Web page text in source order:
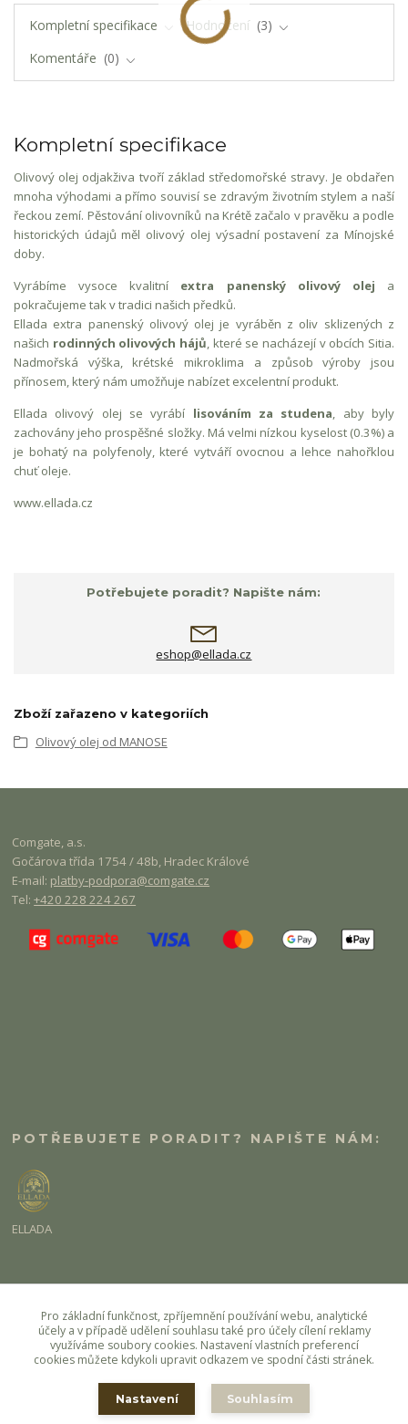
Kompletní specifikace Hodnocení
3
Komentáře
0
Kompletní specifikace
Olivový olej odjakživa tvoří základ středomořské stravy. Je obdařen
mnoha výhodami a přímo souvisí se zdravým životním stylem a naší
řeckou zemí. Pěstování olivovníků na Krétě začalo v pravěku a podle
historických údajů měl olivový olej výsadní postavení za Mínojské
doby.
Vyrábíme vysoce kvalitní extra panenský olivový olej a
pokračujeme tak v tradici našich předků.
Ellada extra panenský olivový olej je vyráběn z oliv sklizených z
našich rodinných olivových hájů, které se nacházejí v obcích Sitia.
Nadmořská výška, krétské mikroklima a způsob výroby jsou
přínosem, který nám umožňuje nabízet excelentní produkt.
Ellada olivový olej se vyrábí lisováním za studena, aby byly
zachovány jeho prospěšné složky. Má velmi nízkou kyselost (0.3%) a
je bohatý na polyfenoly, které vytváří ovocnou a lehce nahořklou
chuť oleje.
www.ellada.cz
Potřebujete poradit? Napište nám:
eshop@ellada.cz
Zboží zařazeno v kategoriích
Olivový olej od MANOSE
Comgate , a.s.
Gočárova třída 1754 / 48b, Hradec Králové
E-mail: platby-podpora@comgate.cz
Tel:+420 228 224 267
POTŘEBUJETE PORADIT? NAPIŠTE NÁM:
ELLADA
eshop@ellada.cz
Pro základní funkčnost, zpříjemnění používání webu, analytické
účely a v případě udělení souhlasu také pro účely cílení reklamy
využíváme soubory cookies. Nastavení vlastních preferencí
cookies můžete kdykoli upravit odkazem ve spodní části stránek.
Nastavení Souhlasím